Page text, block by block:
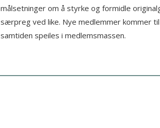
målsetninger om å styrke og formidle
særpreg ved like. Nye medlemmer kommer
samtiden speiles i medlemsmassen.